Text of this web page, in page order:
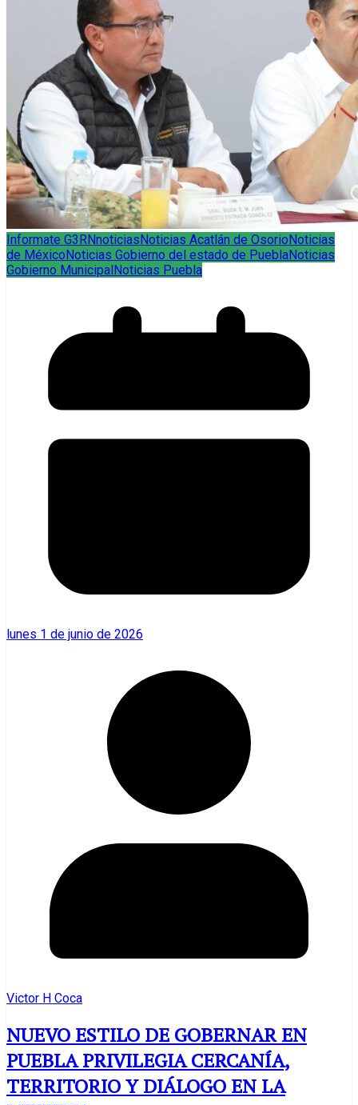
Informate G3RNnoticiasNoticias Acatlán de OsorioNoticias
de MéxicoNoticias Gobierno del estado de PueblaNoticias
Gobierno MunicipalNoticias Puebla
lunes 1 de junio de 2026
Victor H Coca
NUEVO ESTILO DE GOBERNAR EN
PUEBLA PRIVILEGIA CERCANÍA,
TERRITORIO Y DIÁLOGO EN LA